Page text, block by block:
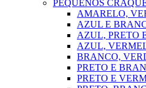
PEQUENOS
AMARELO,
AZUL E
AZUL, PRETO
AZUL,
BRANCO,
PRETO E
PRETO E